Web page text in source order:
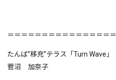
＝＝＝＝＝＝＝＝＝＝＝＝＝＝＝＝
たんば”移充”テラス「Turn Wave」
菅沼 加奈子